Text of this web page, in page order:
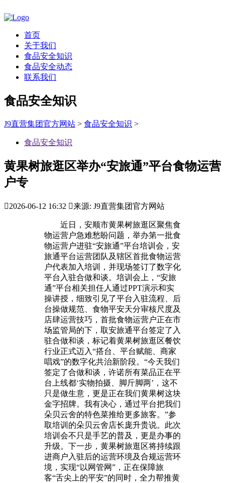
首页
关于我们
食品安全知识
食品安全动态
联系我们
食品安全知识
J9直营集团官方网站 > 食品安全知识 >
食品安全知识
黄果树旅逛区举办“安旅通”平台食物运营
户专
2026-06-12 16:32 来源: J9直营集团官方网站
近日，安顺市黄果树旅逛区聚焦食
物运营户急难愁盼问题，举办第一批食
物运营户进驻“安旅通”平台培训会，安
旅通平台运营团队及辖区首批食物运营
户代表加入培训，并现场签订了数字化
平台入驻合做和谈。培训会上，“安旅
通”平台相关担任人通过PPT演示和实
操讲授，细致引见了平台入驻流程、后
台操做规范、食物平安天分审核尺度及
店肆运营技巧，首批食物运营户正在市
场监管局的下，取安旅通平台签定了入
驻合做和谈，标记着黄果树旅逛区餐饮
行业正式迈入“搭台、平台赋能、商家
唱戏”的数字化共治新阶段。“今天我们
签定了合做和谈，许诺所有菜品正在平
台上线都‘实物拍摄、脚斤脚两’，这不
只是做生意，更是正在我们黄果树这块
金字招牌。我有决心，通过平台把我们
朵贝云舍的特色菜推给更多旅客。”参
取培训的朵贝云舍店长庞升贵说。此次
培训会不只是手艺的普及，更是办事的
升级。下一步，黄果树旅逛区将持续跟
进商户入驻后的运营环境及合规运营环
境，实现“以网管网”，正在保障旅
客“舌尖上的平安”的同时，全力帮推黄